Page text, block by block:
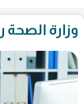
وزارة